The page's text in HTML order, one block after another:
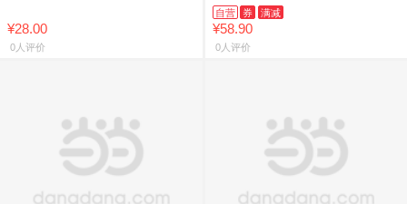
¥28.00
0人评价
自营 券 满减
¥58.90
0人评价